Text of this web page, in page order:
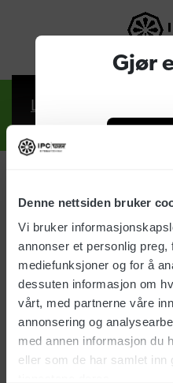
Denne nettsiden bruker
Vi bruker
annonser et personlig
mediefunksjoner og for å
dessuten informasjon om
vårt, med partnerne våre
annonsering og
med annen informasjon du
eller som de har samlet inn
Gjør
VELG LAND:
Logg inn
Brukernavn:
Passord: